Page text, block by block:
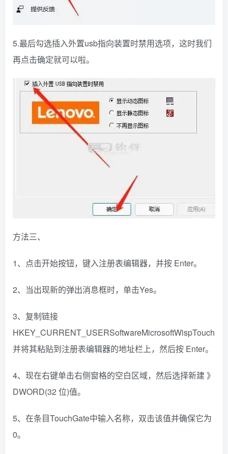
5.最后勾选插入外置usb指向装置时禁用选项，这时我们
再点击确定就可以啦。
方法三、
1、点击开始按钮，键入注册表编辑器，并按 Enter。
2、当出现新的弹出消息框时，单击Yes。
3、复制链接
HKEY_CURRENT_USERSoftwareMicrosoftWispTouch
并将其粘贴到注册表编辑器的地址栏上，然后按 Enter。
4、现在右键单击右侧窗格的空白区域，然后选择新建 》
DWORD(32 位)值。
5、在条目TouchGate中输入名称，双击该值并确保它为
0。